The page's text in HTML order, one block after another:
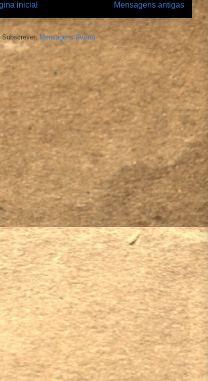
Mensagens antigas
inicial
Subscrever: Mensagens (Atom)